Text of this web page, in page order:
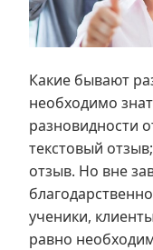
Какие бывают
необходимо
разновидности
текстовый
отзыв. Но вне
ученики,
равно